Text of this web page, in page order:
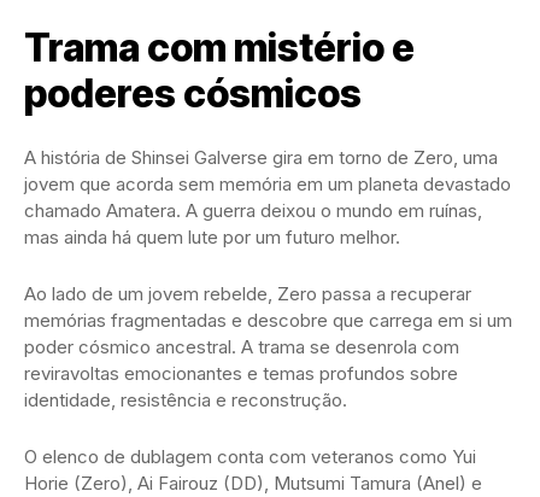
Trama com mistério e
poderes cósmicos
A história de Shinsei Galverse gira em torno de Zero, uma
jovem que acorda sem memória em um planeta devastado
chamado Amatera. A guerra deixou o mundo em ruínas,
mas ainda há quem lute por um futuro melhor.
Ao lado de um jovem rebelde, Zero passa a recuperar
memórias fragmentadas e descobre que carrega em si um
poder cósmico ancestral. A trama se desenrola com
reviravoltas emocionantes e temas profundos sobre
identidade, resistência e reconstrução.
O elenco de dublagem conta com veteranos como Yui
Horie (Zero), Ai Fairouz (DD), Mutsumi Tamura (Anel) e